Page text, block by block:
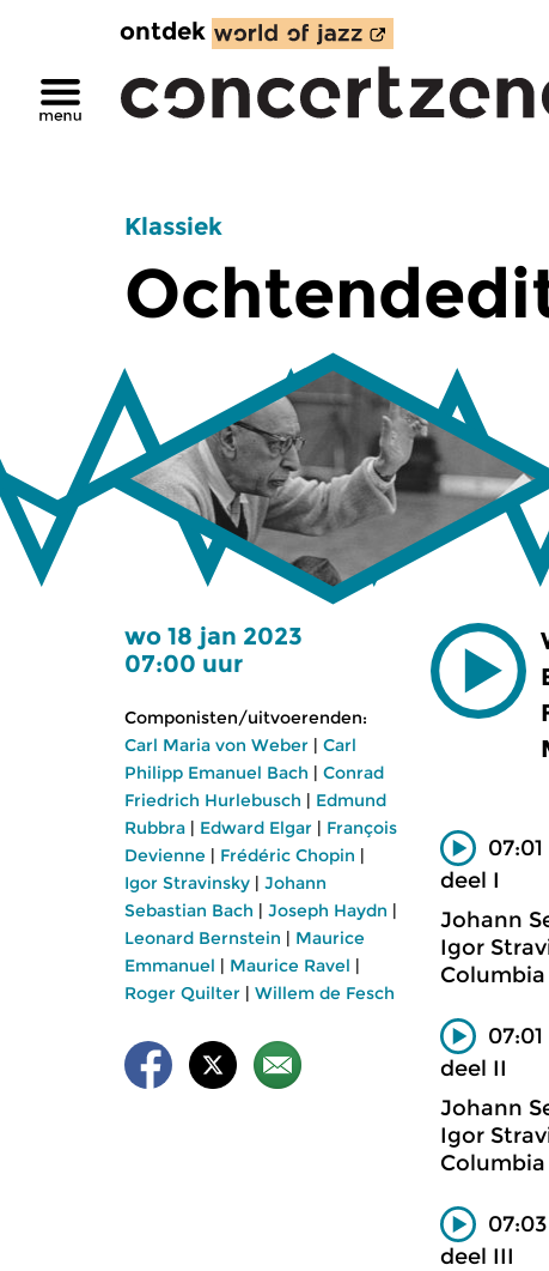
ontdek
Klassiek
wo 18 jan 2023
07:00 uur
Componisten/uitvoerenden:
Carl Maria von Weber | Carl
Philipp Emanuel Bach | Conrad
Friedrich Hurlebusch | Edmund
Rubbra | Edward Elgar | François
Devienne | Frédéric Chopin |
Igor Stravinsky | Johann
Sebastian Bach | Joseph Haydn |
Leonard Bernstein | Maurice
Emmanuel | Maurice Ravel |
Roger Quilter | Willem de Fesch
deel I
Johann
Igor
deel II
Johann
Igor
deel III